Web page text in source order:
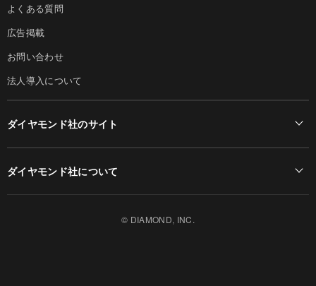
よくある質問
広告掲載
お問い合わせ
法人導入について
ダイヤモンド社のサイト
ダイヤモンド社について
© DIAMOND, INC.